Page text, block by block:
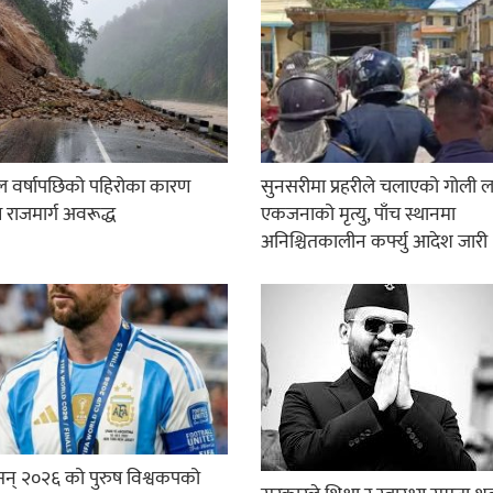
वर्षापछिको पहिरोका कारण
राजमार्ग अवरूद्ध
सुनसरीमा प्रहरीले चलाएको गोली
एकजनाको मृत्यु, पाँच स्थानमा
अनिश्चितकालीन कर्फ्यु आदेश जारी
२०२६ को पुरुष विश्वकपको